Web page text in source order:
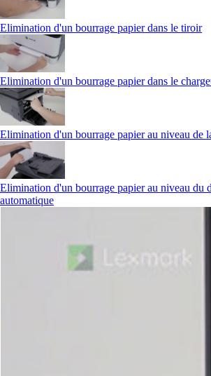
Elimination d'un bourrage papier dans le tiroir
Elimination d'un bourrage papier dans le
Elimination d'un bourrage papier au niveau de
Elimination d'un bourrage papier au niveau du
automatique